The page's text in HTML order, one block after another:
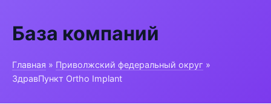
База компаний
Главная » Приволжский федеральный округ »
ЗдравПункт Ortho Implant